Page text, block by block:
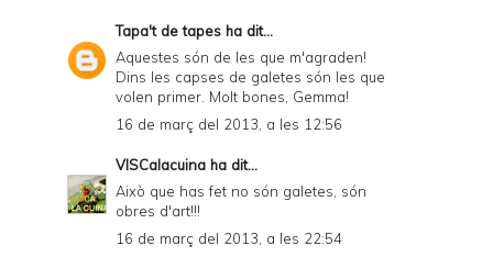
Tapa't de tapes ha dit...
Aquestes són de les que m'agraden!
Dins les capses de galetes són les que
volen primer. Molt bones, Gemma!
16 de març del 2013, a les 12:56
VISCalacuina ha dit...
Això que has fet no són galetes, són
obres d'art!!!
16 de març del 2013, a les 22:54